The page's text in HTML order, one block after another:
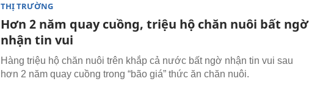
THỊ TRƯỜNG
Hơn 2 năm quay cuồng, triệu hộ chăn nuôi bất ngờ
nhận tin vui
Hàng triệu hộ chăn nuôi trên khắp cả nước bất ngờ nhận tin vui sau
hơn 2 năm quay cuồng trong “bão giá” thức ăn chăn nuôi.